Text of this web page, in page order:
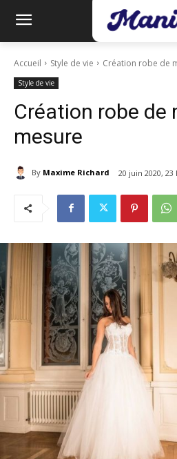
Accueil Style de vie Création robe de
Style de vie
Création robe de
mesure
By Maxime Richard 20 juin 2020, 23